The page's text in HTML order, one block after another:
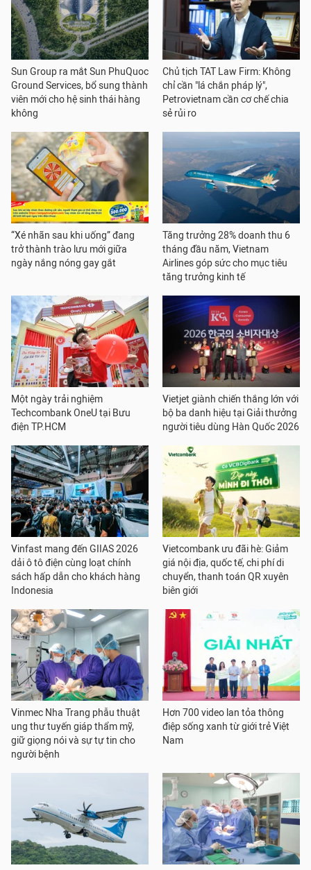
Sun Group ra mắt Sun PhuQuoc
Ground Services, bổ sung thành
viên mới cho hệ sinh thái hàng
không
Chủ tịch TAT Law Firm: Không
chỉ cần "lá chắn pháp lý",
Petrovietnam cần cơ chế chia
sẻ rủi ro
“Xé nhãn sau khi uống” đang
trở thành trào lưu mới giữa
ngày nắng nóng gay gắt
Tăng trưởng 28% doanh thu 6
tháng đầu năm, Vietnam
Airlines góp sức cho mục tiêu
tăng trưởng kinh tế
Một ngày trải nghiệm
Techcombank OneU tại Bưu
điện TP.HCM
Vietjet giành chiến thắng lớn với
bộ ba danh hiệu tại Giải thưởng
người tiêu dùng Hàn Quốc 2026
Vinfast mang đến GIIAS 2026
dải ô tô điện cùng loạt chính
sách hấp dẫn cho khách hàng
Indonesia
Vietcombank ưu đãi hè: Giảm
giá nội địa, quốc tế, chi phí di
chuyển, thanh toán QR xuyên
biên giới
Vinmec Nha Trang phẫu thuật
ung thư tuyến giáp thẩm mỹ,
giữ giọng nói và sự tự tin cho
người bệnh
Hơn 700 video lan tỏa thông
điệp sống xanh từ giới trẻ Việt
Nam